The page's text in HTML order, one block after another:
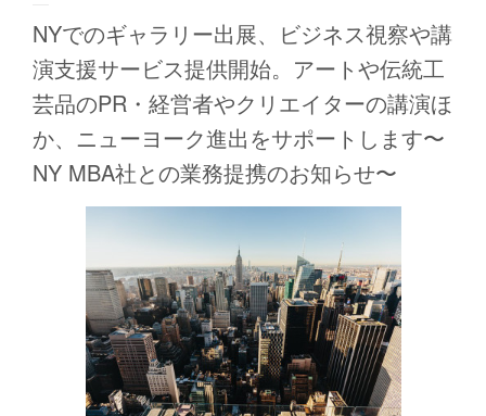
NYでのギャラリー出展、ビジネス視察や講
演支援サービス提供開始。アートや伝統工
芸品のPR・経営者やクリエイターの講演ほ
か、ニューヨーク進出をサポートします〜
NY MBA社との業務提携のお知らせ〜